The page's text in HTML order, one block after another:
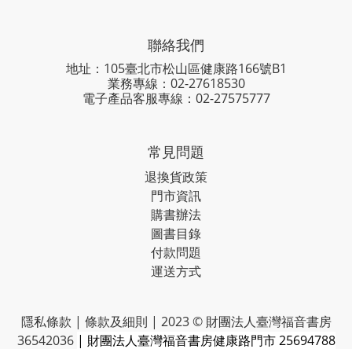
聯絡我們
地址：105臺北市松山區健康路166號B1
業務專線： 02-27618530
電子產品客服專線：02-27575777
常見問題
退換貨政策
門市資訊
購書辦法
圖書目錄
付款問題
運送方式
隱私條款 | 條款及細則 | 2023 © 財團法人臺灣福音書房
36542036 | 財團法人臺灣福音書房健康路門市 25694788